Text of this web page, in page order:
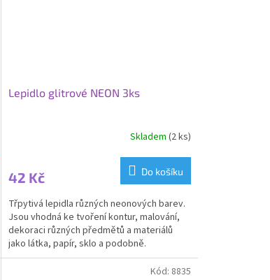
Lepidlo glitrové NEON 3ks
Skladem (2 ks)
42 Kč Do košíku
Třpytivá lepidla různých neonových barev.
Jsou vhodná ke tvoření kontur, malování,
dekoraci různých předmětů a materiálů
jako látka, papír, sklo a podobně.
Netoxické,...
Kód: 8835